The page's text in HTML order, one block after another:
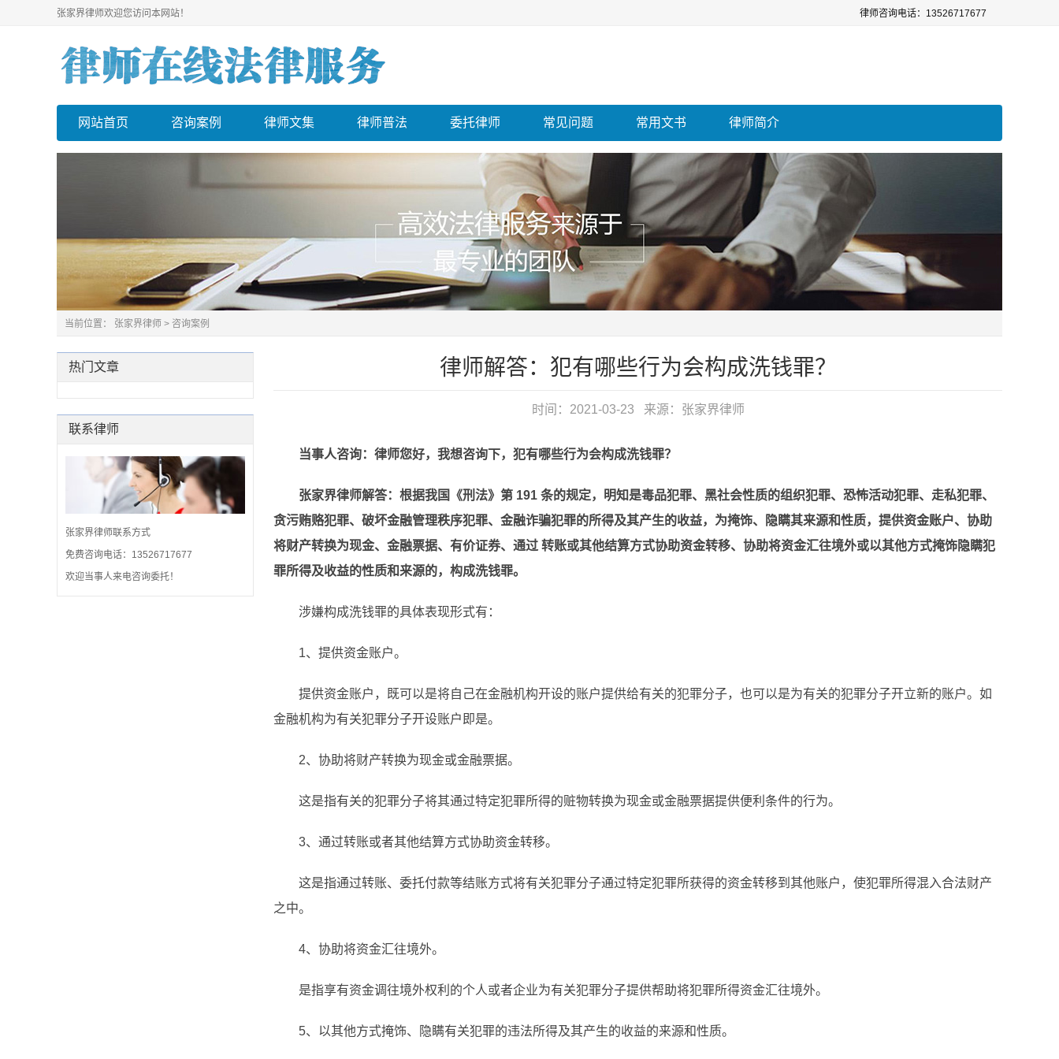
张家界律师欢迎您访问本网站！ 律师咨询电话：13526717677
网站首页 咨询案例 律师文集 律师普法 委托律师 常见问题 常用文书 律师简介
当前位置： 张家界律师 > 咨询案例
律师解答：犯有哪些行为会构成洗钱罪？
时间：2021-03-23 来源： 张家界律师
当事人咨询：律师您好，我想咨询下，犯有哪些行为会构成洗钱罪？
张家界律师解答：根据我国《刑法》第 191 条的规定，明知是毒品犯罪、黑社会性质的组织犯罪、恐怖活动犯罪、走私犯罪、
贪污贿赂犯罪、破坏金融管理秩序犯罪、金融诈骗犯罪的所得及其产生的收益，为掩饰、隐瞒其来源和性质，提供资金账户、协助
将财产转换为现金、金融票据、有价证券、通过 转账或其他结算方式协助资金转移、协助将资金汇往境外或以其他方式掩饰隐瞒犯
罪所得及收益的性质和来源的，构成洗钱罪。
涉嫌构成洗钱罪的具体表现形式有：
1、提供资金账户。
提供资金账户，既可以是将自己在金融机构开设的账户提供给有关的犯罪分子，也可以是为有关的犯罪分子开立新的账户。如
金融机构为有关犯罪分子开设账户即是。
2、协助将财产转换为现金或金融票据。
这是指有关的犯罪分子将其通过特定犯罪所得的赃物转换为现金或金融票据提供便利条件的行为。
3、通过转账或者其他结算方式协助资金转移。
这是指通过转账、委托付款等结账方式将有关犯罪分子通过特定犯罪所获得的资金转移到其他账户，使犯罪所得混入合法财产
之中。
4、协助将资金汇往境外。
是指享有资金调往境外权利的个人或者企业为有关犯罪分子提供帮助将犯罪所得资金汇往境外。
5、以其他方式掩饰、隐瞒有关犯罪的违法所得及其产生的收益的来源和性质。
热门文章
联系律师
张家界律师联系方式
免费咨询电话：13526717677
欢迎当事人来电咨询委托！